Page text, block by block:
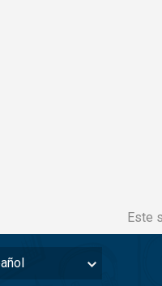
Este